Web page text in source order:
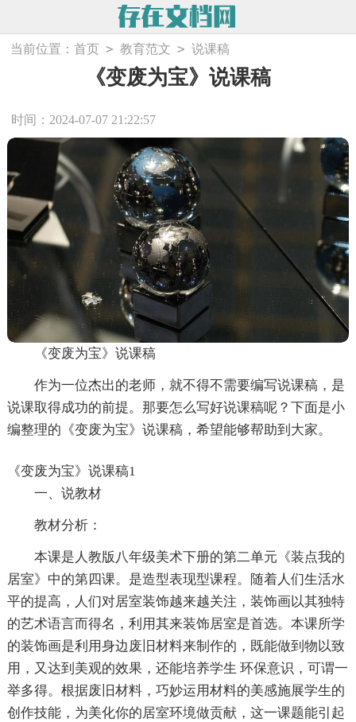
当前位置：首页 > 教育范文 > 说课稿
《变废为宝》说课稿
时间：2024-07-07 21:22:57
《变废为宝》说课稿
作为一位杰出的老师，就不得不需要编写说课稿，是
说课取得成功的前提。那要怎么写好说课稿呢？下面是小
编整理的《变废为宝》说课稿，希望能够帮助到大家。
《变废为宝》说课稿1
一、说教材
教材分析：
本课是人教版八年级美术下册的第二单元《装点我的
居室》中的第四课。是造型表现型课程。随着人们生活水
平的提高，人们对居室装饰越来越关注，装饰画以其独特
的艺术语言而得名，利用其来装饰居室是首选。本课所学
的装饰画是利用身边废旧材料来制作的，既能做到物以致
用，又达到美观的效果，还能培养学生 环保意识，可谓一
举多得。根据废旧材料，巧妙运用材料的美感施展学生的
创作技能，为美化你的居室环境做贡献，这一课题能引起